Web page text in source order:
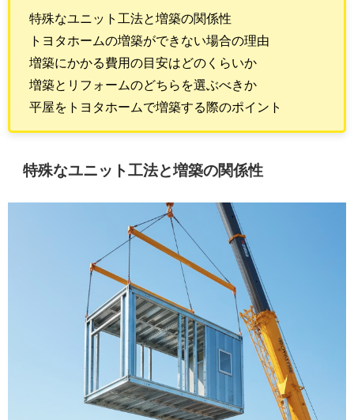
特殊なユニット工法と増築の関係性
トヨタホームの増築ができない場合の理由
増築にかかる費用の目安はどのくらいか
増築とリフォームのどちらを選ぶべきか
平屋をトヨタホームで増築する際のポイント
特殊なユニット工法と増築の関係性